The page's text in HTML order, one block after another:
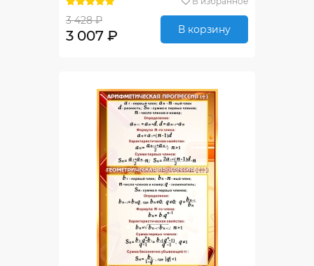
3 428 ₽
3 007 ₽ В корзину